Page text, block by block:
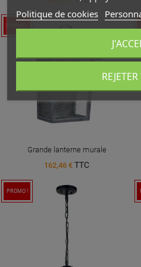
Grande lanterne murale
162,46 € TTC
PROMO !
Politique de cookies